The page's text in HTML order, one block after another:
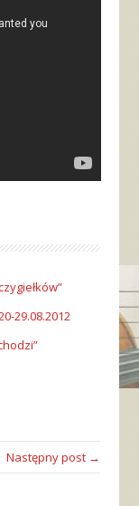
29.08.2012
Następny post →